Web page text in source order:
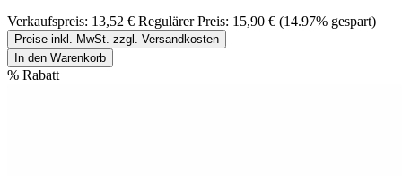
Verkaufspreis: 13,52 € Regulärer Preis: 15,90 € (14.97% gespart)
Preise inkl. MwSt. zzgl. Versandkosten
In den Warenkorb
% Rabatt